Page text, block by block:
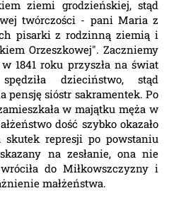
ziemi grodzieńskiej, stąd
twórczości - pani Maria z
pisarki z rodzinną ziemią i
Orzeszkowej". Zaczniemy
1841 roku przyszła na świat
dzieciństwo, stąd
pensję sióstr sakramentek. Po
w majątku męża w
dość szybko okazało
represji po powstaniu
na zesłanie, ona nie
do Miłkowszczyzny i
małżeństwa.